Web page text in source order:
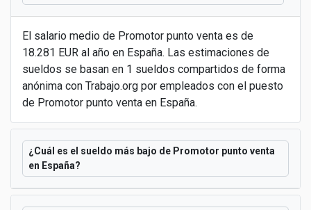
El salario medio de Promotor punto venta es de
18.281 EUR al año en España. Las estimaciones de
sueldos se basan en 1 sueldos compartidos de forma
anónima con Trabajo.org por empleados con el puesto
de Promotor punto venta en España.
¿Cuál es el sueldo más bajo de Promotor punto venta
en España?